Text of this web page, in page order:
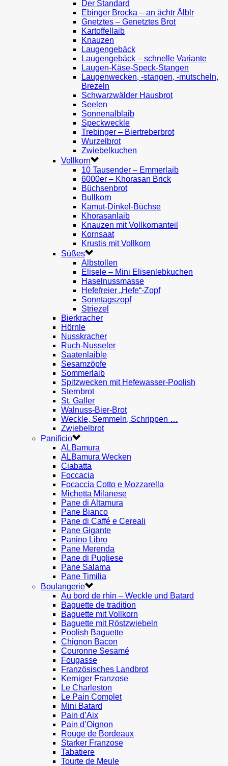
Der Standard
Ebinger Brocka – an ächtr Älblr
Gnetztes – Genetztes Brot
Kartoffellaib
Knauzen
Laugengebäck
Laugengebäck – schnelle Variante
Laugen-Käse-Speck-Stangen
Laugenwecken, -stangen, -mutscheln,
Brezeln
Schwarzwälder Hausbrot
Seelen
Sonnenalblaib
Speckweckle
Trebinger – Biertreberbrot
Wurzelbrot
Zwiebelkuchen
Vollkorn
10 Tausender – Emmerlaib
6000er – Khorasan Brick
Büchsenbrot
Bullkorn
Kamut-Dinkel-Büchse
Khorasanlaib
Knauzen mit Vollkornanteil
Kornsaat
Krustis mit Vollkorn
Süßes
Albstollen
Elisele – Mini Elisenlebkuchen
Haselnussmasse
Hefefreier „Hefe“-Zopf
Sonntagszopf
Striezel
Bierkracher
Hörnle
Nusskracher
Ruch-Nusseler
Saatenlaible
Sesamzöpfe
Sommerlaib
Spitzwecken mit Hefewasser-Poolish
Sternbrot
St. Galler
Walnuss-Bier-Brot
Weckle, Semmeln, Schrippen …
Zwiebelbrot
Panificio
ALBamura
ALBamura Wecken
Ciabatta
Foccacia
Focaccia Cotto e Mozzarella
Michetta Milanese
Pane di Altamura
Pane Bianco
Pane di Caffé e Cereali
Pane Gigante
Panino Libro
Pane Merenda
Pane di Pugliese
Pane Salama
Pane Timilia
Boulangerie
Au bord de rhin – Weckle und Batard
Baguette de tradition
Baguette mit Vollkorn
Baguette mit Röstzwiebeln
Poolish Baguette
Chignon Bacon
Couronne Sesamé
Fougasse
Französisches Landbrot
Kerniger Franzose
Le Charleston
Le Pain Complet
Mini Batard
Pain d’Aix
Pain d’Oignon
Rouge de Bordeaux
Starker Franzose
Tabatiere
Tourte de Meule